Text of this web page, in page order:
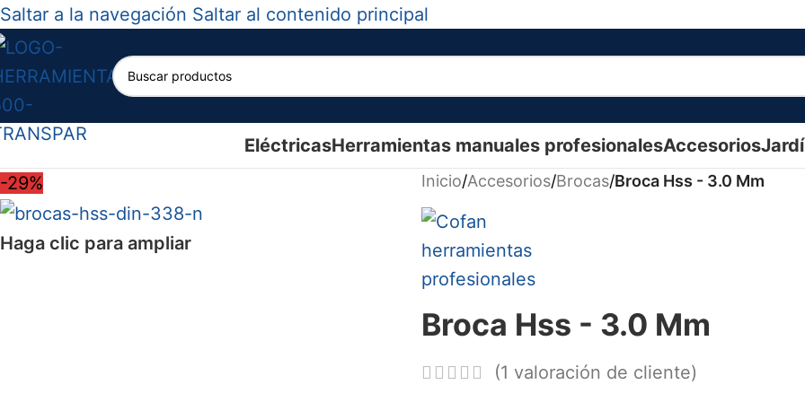
Saltar a la navegación Saltar al contenido principal
EléctricasHerramientas manuales profesionalesAccesorios
-29%
Haga clic para ampliar
Inicio/Accesorios/Brocas/Broca Hss - 3.0 Mm
Broca Hss - 3.0 Mm
(1 valoración de cliente)